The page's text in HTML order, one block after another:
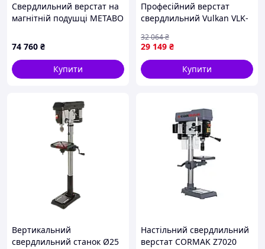
Свердлильний верстат на
магнітній подушці METABO
74 760 ₴
Купити
Професійний верстат
свердлильний Vulkan VLK-
16 мм сверло (17042)
29 149 ₴
32 064₴
Купити
Вертикальний
свердлильний станок Ø25
Настільний свердлильний
верстат CORMAK Z7020